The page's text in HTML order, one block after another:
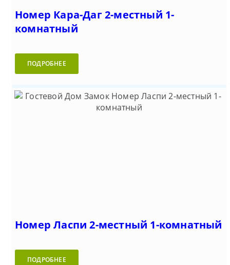
Номер Кара-Даг 2-местный 1-
комнатный
ПОДРОБНЕЕ
Номер Ласпи 2-местный 1-комнатный
ПОДРОБНЕЕ